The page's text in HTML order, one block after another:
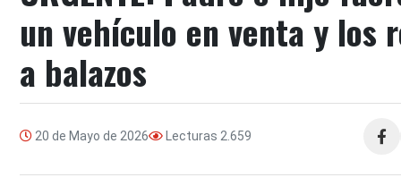
un vehículo en venta y los
a balazos
20 de Mayo de 2026 Lecturas 2.659